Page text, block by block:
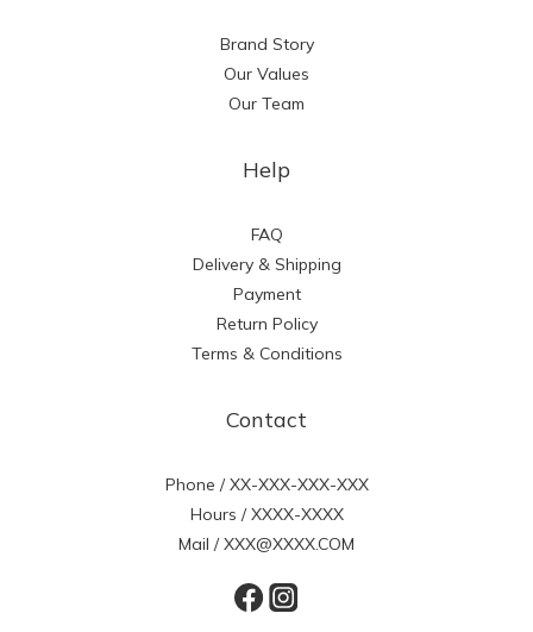
Brand Story
Our Values
Our Team
Help
FAQ
Delivery & Shipping
Payment
Return Policy
Terms & Conditions
Contact
Phone / XX-XXX-XXX-XXX
Hours / XXXX-XXXX
Mail / XXX@XXXX.COM